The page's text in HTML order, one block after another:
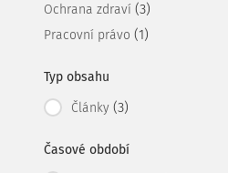
Ochrana zdraví (3)
Pracovní právo (1)
Typ obsahu
Články (3)
Časové období